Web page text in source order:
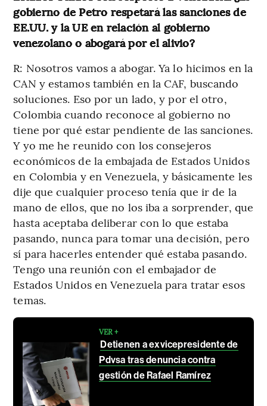
gobierno de Petro respetará las sanciones de
EE.UU. y la UE en relación al gobierno
venezolano o abogará por el alivio?
R: Nosotros vamos a abogar. Ya lo hicimos en la
CAN y estamos también en la CAF, buscando
soluciones. Eso por un lado, y por el otro,
Colombia cuando reconoce al gobierno no
tiene por qué estar pendiente de las sanciones.
Y yo me he reunido con los consejeros
económicos de la embajada de Estados Unidos
en Colombia y en Venezuela, y básicamente les
dije que cualquier proceso tenía que ir de la
mano de ellos, que no los iba a sorprender, que
hasta aceptaba deliberar con lo que estaba
pasando, nunca para tomar una decisión, pero
sí para hacerles entender qué estaba pasando.
Tengo una reunión con el embajador de
Estados Unidos en Venezuela para tratar esos
temas.
VER +
Detienen a exvicepresidente de
Pdvsa tras denuncia contra
gestión de Rafael Ramírez